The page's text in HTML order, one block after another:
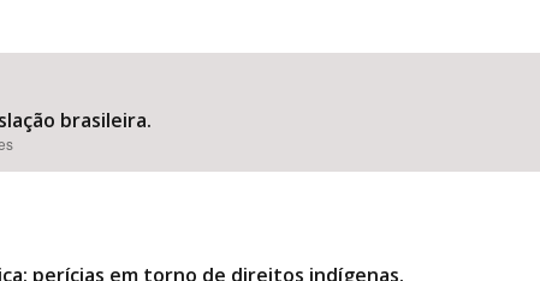
brasileira.
perícias em torno de direitos indígenas.